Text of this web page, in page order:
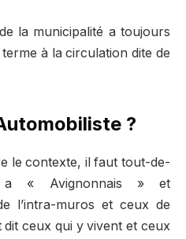
la municipalité a toujours
à la circulation dite de
?
le contexte, il faut tout-de-
« Avignonnais » et
l’intra-muros et ceux de
dit ceux qui y vivent et ceux